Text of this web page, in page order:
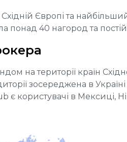
Європі та
понад 40 нагород та
на території країн
зосереджена в
користувачі в Мексиці,